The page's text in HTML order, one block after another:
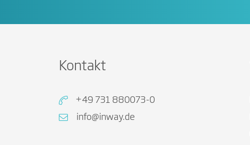
Kontakt
+49 731 880073-0
info@inway.de